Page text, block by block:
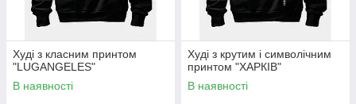
Худі з класним принтом
"LUGANGELES"
В наявності
Худі з крутим і символічним
принтом "ХАРКІВ"
В наявності